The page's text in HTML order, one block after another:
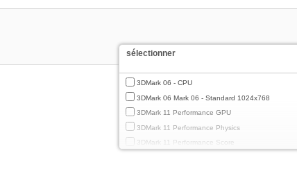
sélectionner
3DMark 06 - CPU
3DMark 06 Mark 06 - Standard 1024x768
3DMark 11 Performance GPU
3DMark 11 Performance Physics
3DMark 11 Performance Score